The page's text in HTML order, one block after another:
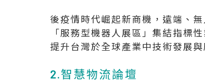
後疫情時代崛起新商機，遠端、
「服務型機器人展區」集結指標
提升台灣於全球產業中技術發展與
2.智慧物流論壇